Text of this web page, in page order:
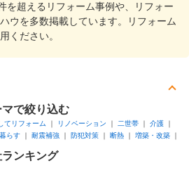
を超えるリフォーム事例や、リフォー
ウを多数掲載しています。リフォーム
ください。
で絞り込む
てリフォーム リノベーション 二世帯
介護
らす 耐震補強 防犯対策 断熱 増築・改築
ンキング